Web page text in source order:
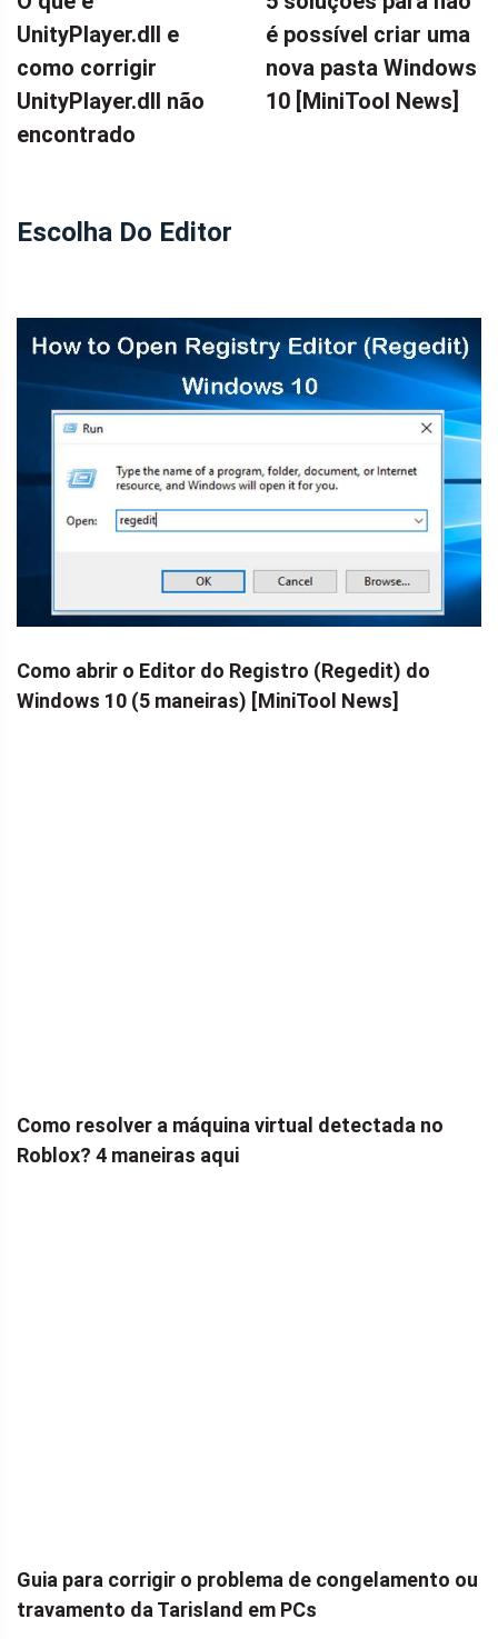
UnityPlayer.dll e
como corrigir
UnityPlayer.dll não
encontrado
é possível criar uma
nova pasta Windows
10 [MiniTool News]
Escolha Do Editor
Como abrir o Editor do Registro (Regedit) do
Windows 10 (5 maneiras) [MiniTool News]
Como resolver a máquina virtual detectada no
Roblox? 4 maneiras aqui
Guia para corrigir o problema de congelamento ou
travamento da Tarisland em PCs